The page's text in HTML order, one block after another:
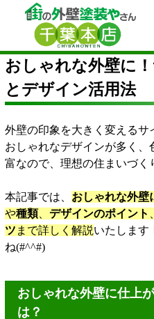
HOME ブログ
おしゃれ
とデザイン活用法
おしゃれな外壁に
とデザイン活用法
外壁の印象を大きく変えるサ
おしゃれなデザインが多く
富なので、理想の住まいづ
本記事では、 おしゃれな外壁
や種類、 デザインのポイント
ツ まで詳しく解説いたします
ね(#^^#)
おしゃれな外壁に仕上
は？